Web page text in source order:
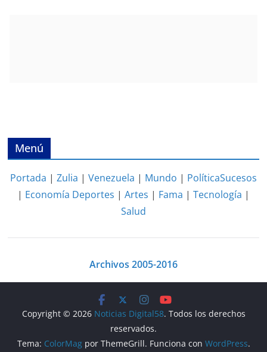
Menú
Portada | Zulia | Venezuela | Mundo | PolíticaSucesos
| Economía Deportes | Artes | Fama | Tecnología |
Salud
Archivos 2005-2016
Copyright © 2026 Noticias Digital58. Todos los derechos
reservados.
Tema: ColorMagpor ThemeGrill. Funciona con WordPress.